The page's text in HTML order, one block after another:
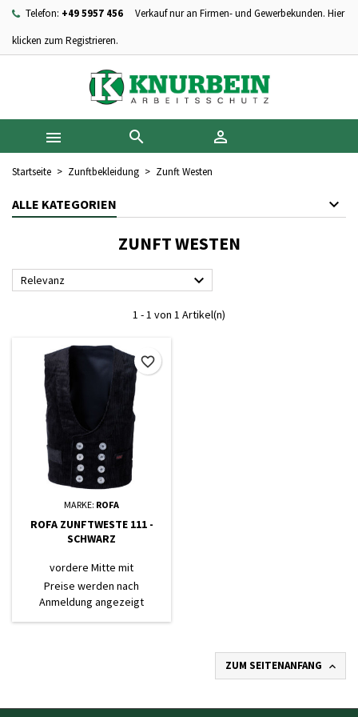
Telefon: +49 5957 456
Verkauf nur an Firmen- und Gewerbekunden. Hier
klicken zum Registrieren.
  
Startseite Zunftbekleidung Zunft Westen
ALLE KATEGORIEN
ZUNFT WESTEN
Relevanz 
1 - 1 von 1 Artikel(n)
MARKE: ROFA
ROFA ZUNFTWESTE 111 -
SCHWARZ
vordere Mitte mit
zweireihiger Knopfleiste, 2
Seitentaschen, Taille
weitenverstellbar durch
Schnalle, rechts
Preise werden nach
Anmeldung angezeigt
favorite_border
ZUM SEITENANFANG 
Ihre Wunschlisten ×
Neue Liste anlegen
((modalTitle)) ×
((confirmMessage))
((cancelText)) ((modalDeleteText))
Wunschliste erstellen ×
Name der Wunschliste
Abbrechen Wunschliste erstellen
Anmelden ×
Sie müssen angemeldet sein, um Artikel Ihrer Wunschliste
hinzufügen zu können.
Abbrechen